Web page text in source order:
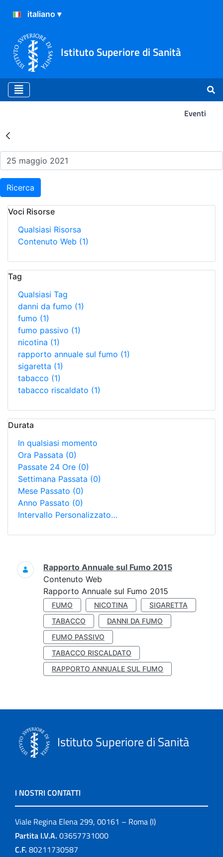
Istituto Superiore di Sanità
Eventi
Risultati della Ricerca -
Ricerca
Voci Risorse
Qualsiasi Risorsa
Contenuto Web (1)
Tag
Qualsiasi Tag
danni da fumo (1)
fumo (1)
fumo passivo (1)
nicotina (1)
rapporto annuale sul fumo (1)
sigaretta (1)
tabacco (1)
tabacco riscaldato (1)
Durata
In qualsiasi momento
Ora Passata (0)
Passate 24 Ore (0)
Settimana Passata (0)
Mese Passato (0)
Anno Passato (0)
Intervallo Personalizzato…
Ricerca
Rapporto Annuale sul Fumo 2015
Contenuto Web
Rapporto Annuale sul Fumo 2015
FUMO NICOTINA
SIGARETTA
TABACCO
DANNI DA FUMO
FUMO PASSIVO
TABACCO RISCALDATO
RAPPORTO ANNUALE SUL FUMO
Istituto Superiore di Sanità
I NOSTRI CONTATTI
Viale Regina Elena 299, 00161 – Roma (I)
Partita I.V.A. 03657731000
C.F. 80211730587